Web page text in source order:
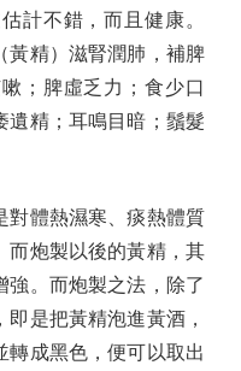
計不錯，而且健康。
黃精）滋腎潤肺，補脾
；脾虛乏力；食少口
遺精；耳鳴目暗；鬚髮
體熱濕寒、痰熱體質
而炮製以後的黃精，其
強。而炮製之法，除了
即是把黃精泡進黃酒，
轉成黑色，便可以取出